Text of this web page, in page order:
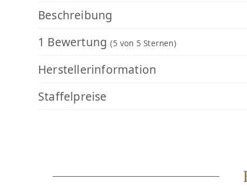
Beschreibung
1 Bewertung(5 von 5 Sternen)
Herstellerinformation
Staffelpreise